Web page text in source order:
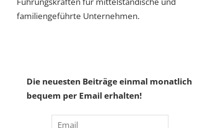
familiengeführte Unternehmen.
Die neuesten Beiträge einmal monatlich
bequem per Email erhalten!